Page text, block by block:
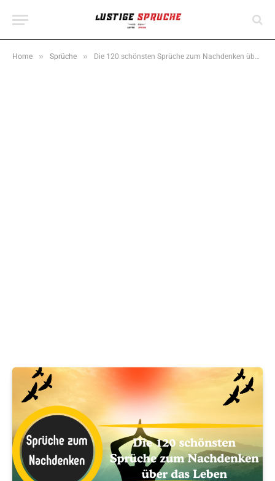
Home » Sprüche » Die 120 schönsten Sprüche zum Nachdenken über das Leben